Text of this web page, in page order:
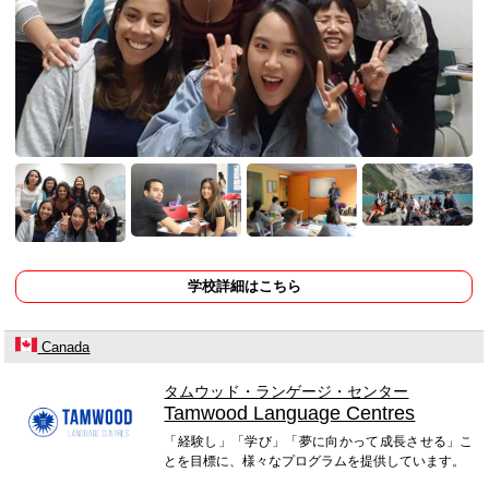
学校詳細はこちら
Canada
タムウッド・ランゲージ・センター
Tamwood Language Centres
「経験し」「学び」「夢に向かって成長させる」こ
とを目標に、様々なプログラムを提供しています。